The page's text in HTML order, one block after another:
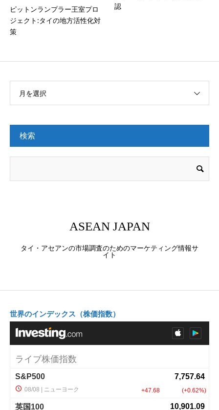
ピットンランプラー王室プロ
ジェクト:タイの地方活性化対
策
認
月を選択
検索
ASEAN JAPAN
タイ・アセアンの市場調査のためのマーケティング情報サ
イト
世界のインデックス（株価指数）